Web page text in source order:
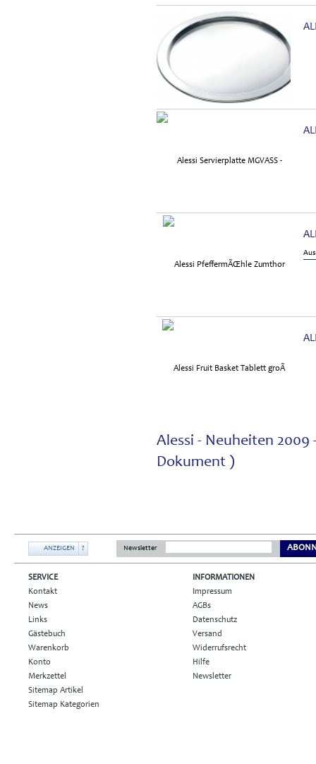
Alessi - Neuheiten 2009
Dokument )
ANZEIGEN ? Newsletter
SERVICE
Kontakt
News
Links
Gästebuch
Warenkorb
Konto
Merkzettel
Sitemap Artikel
Sitemap Kategorien
INFORMATIONEN
Impressum
AGBs
Datenschutz
Versand
Widerrufsrecht
Hilfe
Newsletter